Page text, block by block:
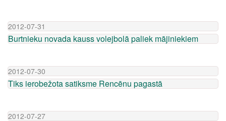
2012-07-31
Burtnieku novada kauss volejbolā paliek mājiniekiem
2012-07-30
Tiks ierobežota satiksme Rencēnu pagastā
2012-07-27